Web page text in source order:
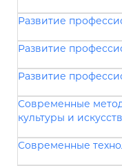
Развитие
Развитие
Развитие
Современные
культуры и
Современные